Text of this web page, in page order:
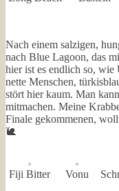
Nach einem salzigen,
nach Blue Lagoon, das
hier ist es endlich so, wie
nette Menschen,
stört hier kaum. Man
mitmachen. Meine
Finale gekommenen,
🐌
Fiji Bitter Vonu